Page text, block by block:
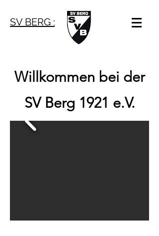
SV BERG 1921 e.V.
Willkommen bei der
SV Berg 1921 e.V.